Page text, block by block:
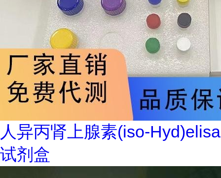
人异丙肾上腺素(iso-Hyd)elisa
试剂盒